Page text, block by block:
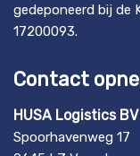
gedeponeerd bij de
17200093.
Contact
HUSA Logistics BV
Spoorhavenweg 17